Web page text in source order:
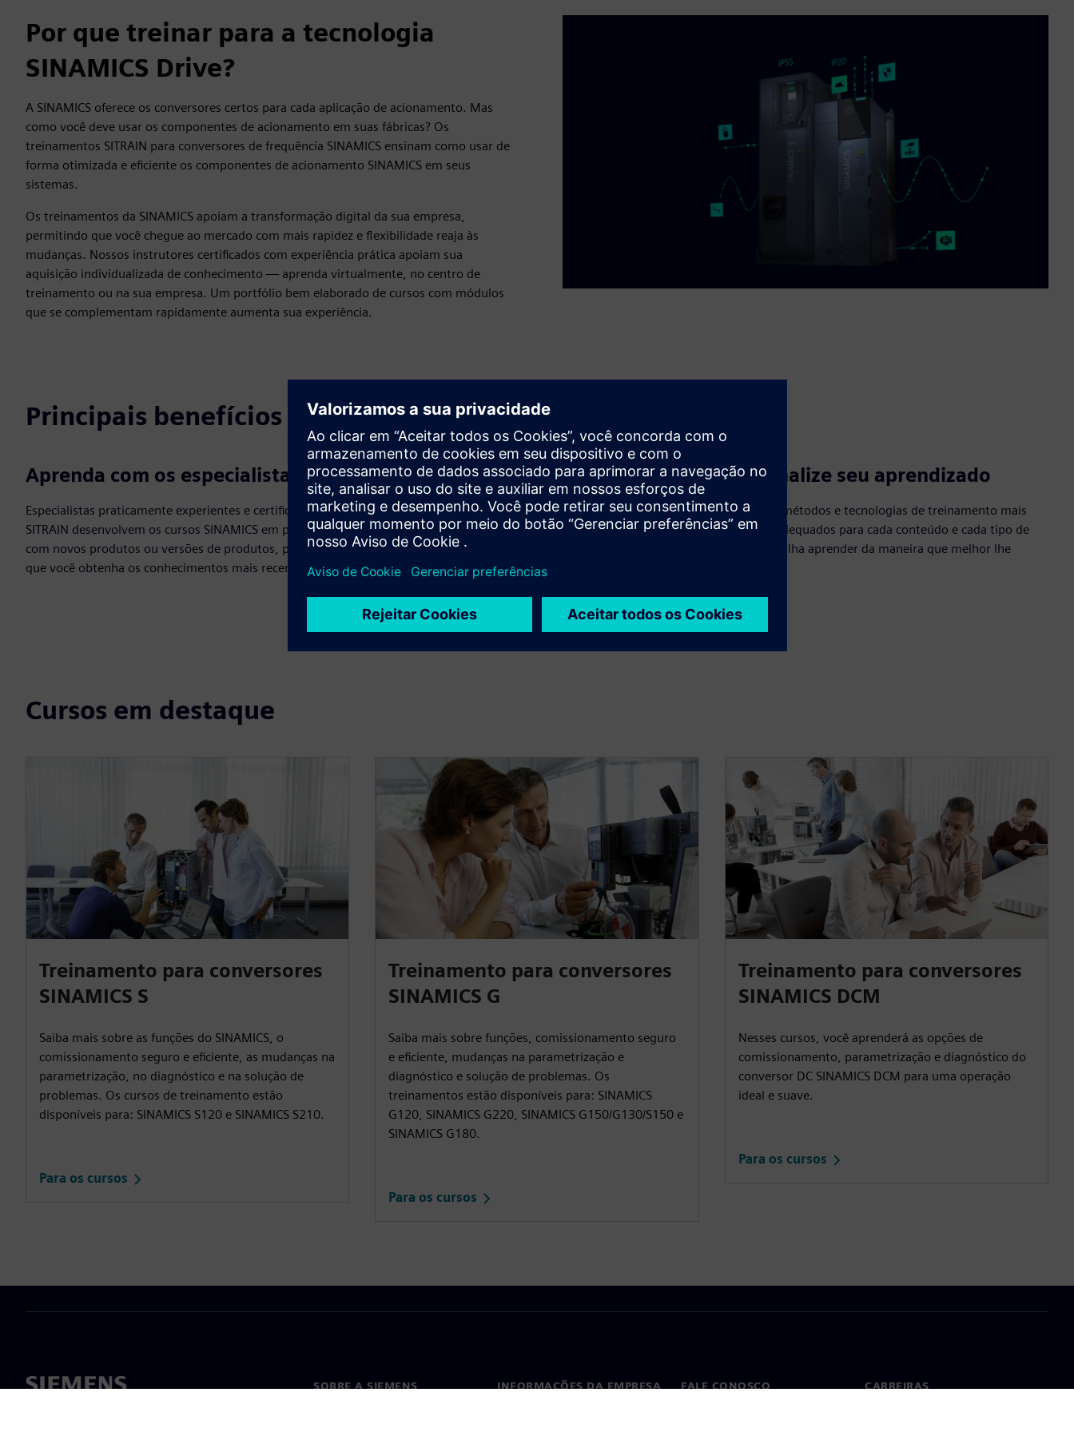
Por que treinar para a tecnologia
SINAMICS Drive?
A SINAMICS oferece os conversores certos para cada aplicação de acionamento. Mas
como você deve usar os componentes de acionamento em suas fábricas? Os
treinamentos SITRAIN para conversores de frequência SINAMICS ensinam como usar de
forma otimizada e eficiente os componentes de acionamento SINAMICS em seus
sistemas.
Os treinamentos da SINAMICS apoiam a transformação digital da sua empresa,
permitindo que você chegue ao mercado com mais rapidez e flexibilidade reaja às
mudanças. Nossos instrutores certificados com experiência prática apoiam sua
aquisição individualizada de conhecimento — aprenda virtualmente, no centro de
treinamento ou na sua empresa. Um portfólio bem elaborado de cursos com módulos
que se complementam rapidamente aumenta sua experiência.
Principais benefícios
Aprenda com os especialistas
Especialistas praticamente experientes e certificados do
SITRAIN desenvolvem os cursos SINAMICS em paralelo
com novos produtos ou versões de produtos, permitindo
que você obtenha os conhecimentos mais recentes.
Adquira habilidades práticas
O treinamento prático fornece as habilidades práticas
necessárias para aproveitar ao máximo seus
componentes de acionamento SINAMICS. Acesse
treinamentos detalhados nos cursos relevantes da
treinamento.
Personalize seu aprendizado
Acesse os métodos e tecnologias de treinamento mais
recentes adequados para cada conteúdo e cada tipo de
aluno. Escolha aprender da maneira que melhor lhe
Cursos em destaque
Treinamento para conversores
SINAMICS S
Saiba mais sobre as funções do SINAMICS, o
comissionamento seguro e eficiente, as mudanças na
parametrização, no diagnóstico e na solução de
problemas. Os cursos de treinamento estão
disponíveis para: SINAMICS S120 e SINAMICS S210.
Para os cursos
Treinamento para conversores
SINAMICS G
Saiba mais sobre funções, comissionamento seguro
e eficiente, mudanças na parametrização e
diagnóstico e solução de problemas. Os
treinamentos estão disponíveis para: SINAMICS
G120, SINAMICS G220, SINAMICS G150/G130/S150 e
SINAMICS G180.
Para os cursos
Treinamento para conversores
SINAMICS DCM
Nesses cursos, você aprenderá as opções de
comissionamento, parametrização e diagnóstico do
conversor DC SINAMICS DCM para uma operação
ideal e suave.
Para os cursos
SOBRE A SIEMENS INFORMAÇÕES DA EMPRESA FALE CONOSCO CARREIRAS